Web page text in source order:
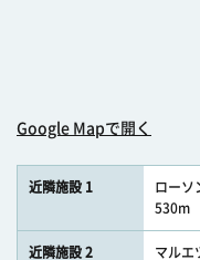
Google Mapで開く
近隣施設 1
ローソ
530m
近隣施設 2
マルエ